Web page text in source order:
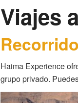
Viajes
Haima Experience
grupo privado.